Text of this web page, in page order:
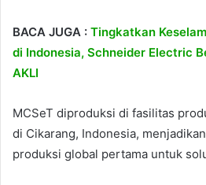
BACA JUGA : Tingkatkan
di Indonesia, Schneider Electric
AKLI
MCSeT diproduksi di fasilitas
di Cikarang, Indonesia,
produksi global pertama untuk